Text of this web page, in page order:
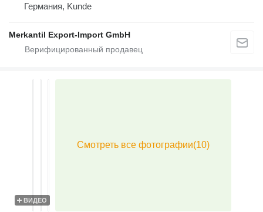
Германия, Kunde
Merkantil Export-Import GmbH
ВИДЕО